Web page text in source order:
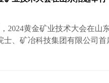
作用更加…
2024黄金矿业技术大会在山
士、矿冶科技集团有限公司